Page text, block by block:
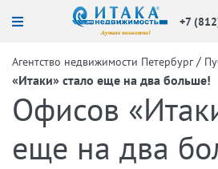
+7
Агентство недвижимости Петербург /
«Итаки» стало еще на два больше!
Офисов
еще на два